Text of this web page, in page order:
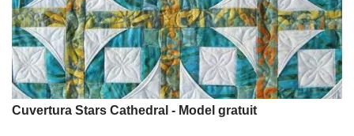
Cuvertura Stars Cathedral - Model gratuit